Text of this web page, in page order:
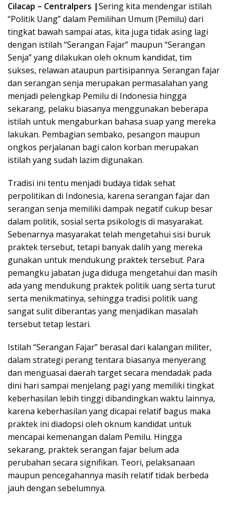
Cilacap – Centralpers |Sering kita mendengar istilah
“Politik Uang” dalam Pemilihan Umum (Pemilu) dari
tingkat bawah sampai atas, kita juga tidak asing lagi
dengan istilah “Serangan Fajar” maupun “Serangan
Senja” yang dilakukan oleh oknum kandidat, tim
sukses, relawan ataupun partisipannya. Serangan fajar
dan serangan senja merupakan permasalahan yang
menjadi pelengkap Pemilu di Indonesia hingga
sekarang, pelaku biasanya menggunakan beberapa
istilah untuk mengaburkan bahasa suap yang mereka
lakukan. Pembagian sembako, pesangon maupun
ongkos perjalanan bagi calon korban merupakan
istilah yang sudah lazim digunakan.
Tradisi ini tentu menjadi budaya tidak sehat
perpolitikan di Indonesia, karena serangan fajar dan
serangan senja memiliki dampak negatif cukup besar
dalam politik, sosial serta psikologis di masyarakat.
Sebenarnya masyarakat telah mengetahui sisi buruk
praktek tersebut, tetapi banyak dalih yang mereka
gunakan untuk mendukung praktek tersebut. Para
pemangku jabatan juga diduga mengetahui dan masih
ada yang mendukung praktek politik uang serta turut
serta menikmatinya, sehingga tradisi politik uang
sangat sulit diberantas yang menjadikan masalah
tersebut tetap lestari.
Istilah “Serangan Fajar” berasal dari kalangan militer,
dalam strategi perang tentara biasanya menyerang
dan menguasai daerah target secara mendadak pada
dini hari sampai menjelang pagi yang memiliki tingkat
keberhasilan lebih tinggi dibandingkan waktu lainnya,
karena keberhasilan yang dicapai relatif bagus maka
praktek ini diadopsi oleh oknum kandidat untuk
mencapai kemenangan dalam Pemilu. Hingga
sekarang, praktek serangan fajar belum ada
perubahan secara signifikan. Teori, pelaksanaan
maupun pencegahannya masih relatif tidak berbeda
jauh dengan sebelumnya.